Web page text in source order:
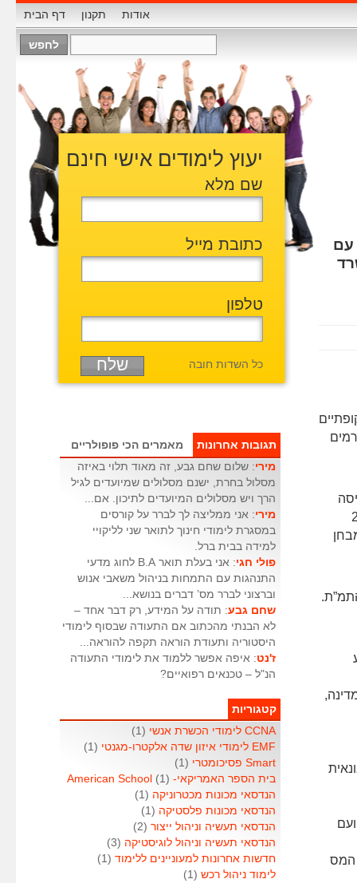
אודות תקנון דף הבית
עם
או לבעלי תעודת מקצוע סוג 2
+ מבחן
המס
יעוץ לימודים אישי חינם
שם מלא
כתובת מייל
טלפון
כל השדות חובה
תגובות אחרונות
מאמרים הכי פופולריים
מירי: שלום שחם גבע, זה מאוד תלוי באיזה
מסלול בחרת, ישנם מסלולים שמיועדים לגיל
הרך ויש מסלולים המיועדים לתיכון. אם...
מירי: אני ממליצה לך לברר על קורסים
במסגרת לימודי חינוך לתואר שני לליקויי
למידה בבית ברל.
פולי חגי
: אני בעלת תואר B.A לחוג מדעי
התנהגות עם התמחות בניהול משאבי אנוש
וברצוני לברר מס’ דברים בנושא...
שחם גבע: תודה על המידע, רק דבר אחד –
לא הבנתי מהכתוב אם התעודה שבסוף לימודי
היסטוריה ותעודת הוראה תקפה להוראה...
ז'נט: איפה אפשר ללמוד את לימודי התעודה
הנ"ל – טכנאים רפואיים?
קטגוריות
CCNA לימודי הכשרת אנשי
(1)
EMF לימודי איזון שדה אלקטרו-מגנטי
(1)
Smart פסיכומטרי
(1)
בית הספר האמריקאי- American School (1)
הנדסאי מכונות מכטרוניקה (1)
הנדסאי מכונות פלסטיקה (1)
הנדסאי תעשיה וניהול ייצור (2)
הנדסאי תעשיה וניהול לוגיסטיקה (3)
חדשות אחרונות למעוניינים ללימוד (1)
לימוד ניהול רכש (1)